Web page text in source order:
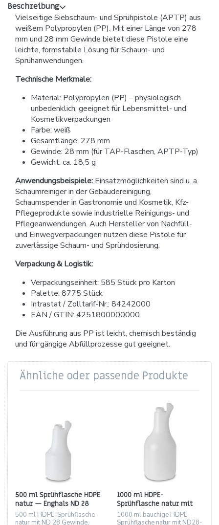
Beschreibung
Vielseitige Siebschaum- und Sprühpistole (APTP) aus
weißem Polypropylen (PP). Mit einer Länge von 278
mm und 28 mm Gewinde bietet diese Pistole eine
leichte, formstabile Lösung für Schaum- und
Sprühanwendungen.
Technische Merkmale:
Material: Polypropylen (PP) – physiologisch
unbedenklich, geeignet für Lebensmittel- und
Kosmetikverpackungen
Farbe: weiß
Gesamtlänge: 278 mm
Gewinde: 28 mm (für TAP-Flaschen, APTP-Typ)
Gewicht: ca. 18,5 g
Anwendungsbeispiele: Einsatzmöglichkeiten sind u. a.
Schaumreiniger in der Gebäudereinigung,
Schaumspender in Gastronomie und Kosmetik, Kfz-
Pflegeprodukte sowie industrielle Reinigungs- und
Pflegeanwendungen. Auch Hersteller von Nachfüll-
und Einwegverpackungen nutzen diese Pistole für
zuverlässige Schaum- und Sprühdosierung.
Verpackung & Logistik:
Verpackungseinheit: 585 Stück pro Karton
Palette: 8775 Stück
Intrastat / Zolltarif-Nr.: 84242000
EAN / GTIN: 4251800000000
Die Ausführung aus PP ist leicht, chemisch beständig
und für gängige Abfüllprozesse gut geeignet.
Ähnliche oder passende Produkte
500 ml Sprühflasche HDPE
natur — Enghals ND 28
500 ml HDPE-Sprühflasche
natur mit ND 28 Gewinde,
1000 ml HDPE-
Sprühflasche natur mit
ND28-Gewinde
1000 ml bauchige HDPE-
Sprühflasche natur mit ND28-